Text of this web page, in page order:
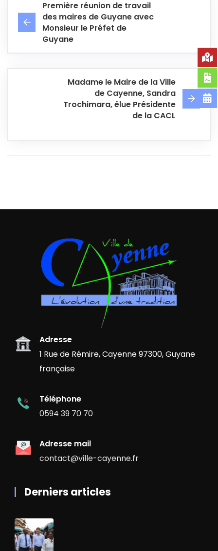
Première réunion de travail
des maires de Guyane avec
Monsieur le Préfet de
Guyane
Madame le Maire de la Ville
de Cayenne, Sandra
Trochimara, élue Présidente
de la CACL
Adresse
1 Rue de Rémire, Cayenne 97300, Guyane
française
Téléphone
0594 39 70 70
Adresse mail
contact@ville-cayenne.fr
Derniers articles